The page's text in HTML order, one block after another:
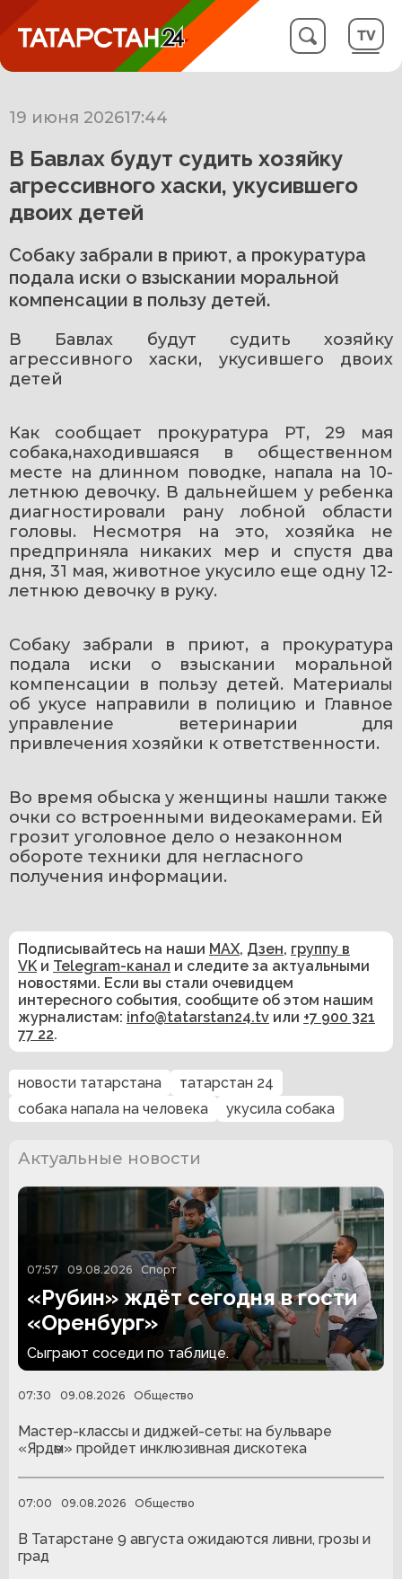
19 июня 202617:44
В Бавлах будут судить хозяйку
агрессивного хаски, укусившего
двоих детей
Собаку забрали в приют, а прокуратура
подала иски о взыскании моральной
компенсации в пользу детей.
В Бавлах будут судить хозяйку
агрессивного хаски, укусившего двоих
детей
Как сообщает прокуратура РТ, 29 мая
собака,находившаяся в общественном
месте на длинном поводке, напала на 10-
летнюю девочку. В дальнейшем у ребенка
диагностировали рану лобной области
головы. Несмотря на это, хозяйка не
предприняла никаких мер и спустя два
дня, 31 мая, животное укусило еще одну 12-
летнюю девочку в руку.
Собаку забрали в приют, а прокуратура
подала иски о взыскании моральной
компенсации в пользу детей. Материалы
об укусе направили в полицию и Главное
управление ветеринарии для
привлечения хозяйки к ответственности.
Во время обыска у женщины нашли также
очки со встроенными видеокамерами. Ей
грозит уголовное дело о незаконном
обороте техники для негласного
получения информации.
Подписывайтесь на наши MAX, Дзен, группу в
VK и Telegram-канал и следите за актуальными
новостями. Если вы стали очевидцем
интересного события, сообщите об этом нашим
журналистам: info@tatarstan24.tv или +7 900 321
77 22.
новости татарстана
татарстан 24
собака напала на человека
укусила собака
Актуальные новости
07:57 09.08.2026 Спорт
«Рубин» ждёт сегодня в гости
«Оренбург»
Сыграют соседи по таблице.
07:30 09.08.2026 Общество
Мастер-классы и диджей-сеты: на бульваре
«Ярдәм» пройдет инклюзивная дискотека
07:00 09.08.2026 Общество
В Татарстане 9 августа ожидаются ливни, грозы и
град